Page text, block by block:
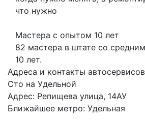
что нужно
Мастера с опытом 10 лет
82 мастера в штате со
10 лет.
Адреса и контакты автосервисов
Сто на Удельной
Адрес: Репищева улица, 14АУ
Ближайшее метро: Удельная